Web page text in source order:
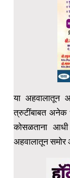
या अहवालातून
त्रुटींबाबत अनेक
कोसळताना आधी
अहवालातून